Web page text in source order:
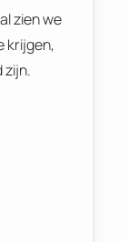
zien we
krijgen,
zijn.